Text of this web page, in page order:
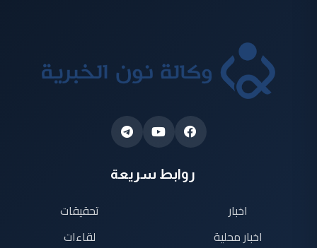
روابط سريعة
اخبار
اخبار محلية
تحقيقات
لقاءات